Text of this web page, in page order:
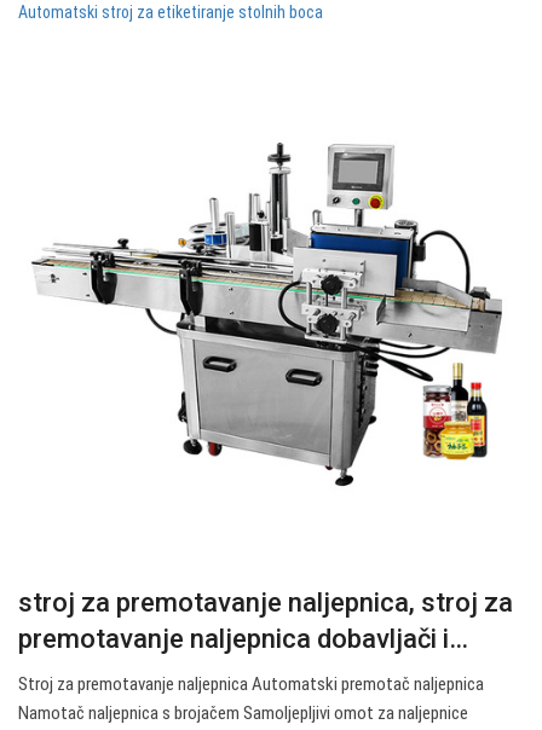
Automatski stroj za etiketiranje stolnih boca
stroj za premotavanje naljepnica, stroj za
premotavanje naljepnica dobavljači i…
Stroj za premotavanje naljepnica Automatski premotač naljepnica
Namotač naljepnica s brojačem Samoljepljivi omot za naljepnice